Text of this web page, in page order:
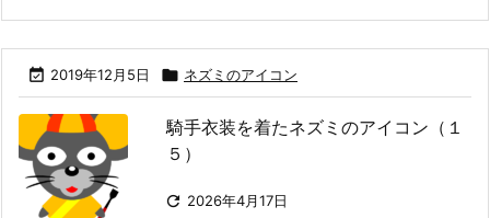
 2019年12月5日  ネズミのアイコン
騎手衣装を着たネズミのアイコン（１
５）
 2026年4月17日